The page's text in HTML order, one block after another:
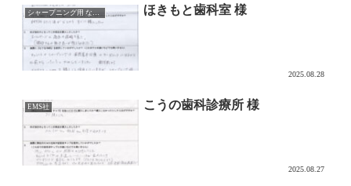
ほきもと歯科室 様
2025.08.28
EMS社 こうの歯科診療所 様
2025.08.27